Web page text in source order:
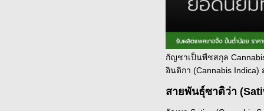
กัญชาเป็นพืชสกุล
อินดิกา (Cannabis
สายพันธุ์ซาติว่า